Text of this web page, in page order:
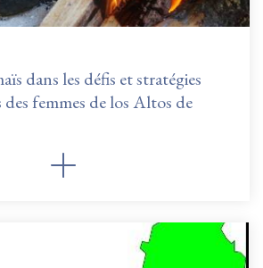
dans les défis et stratégies
femmes de los Altos de